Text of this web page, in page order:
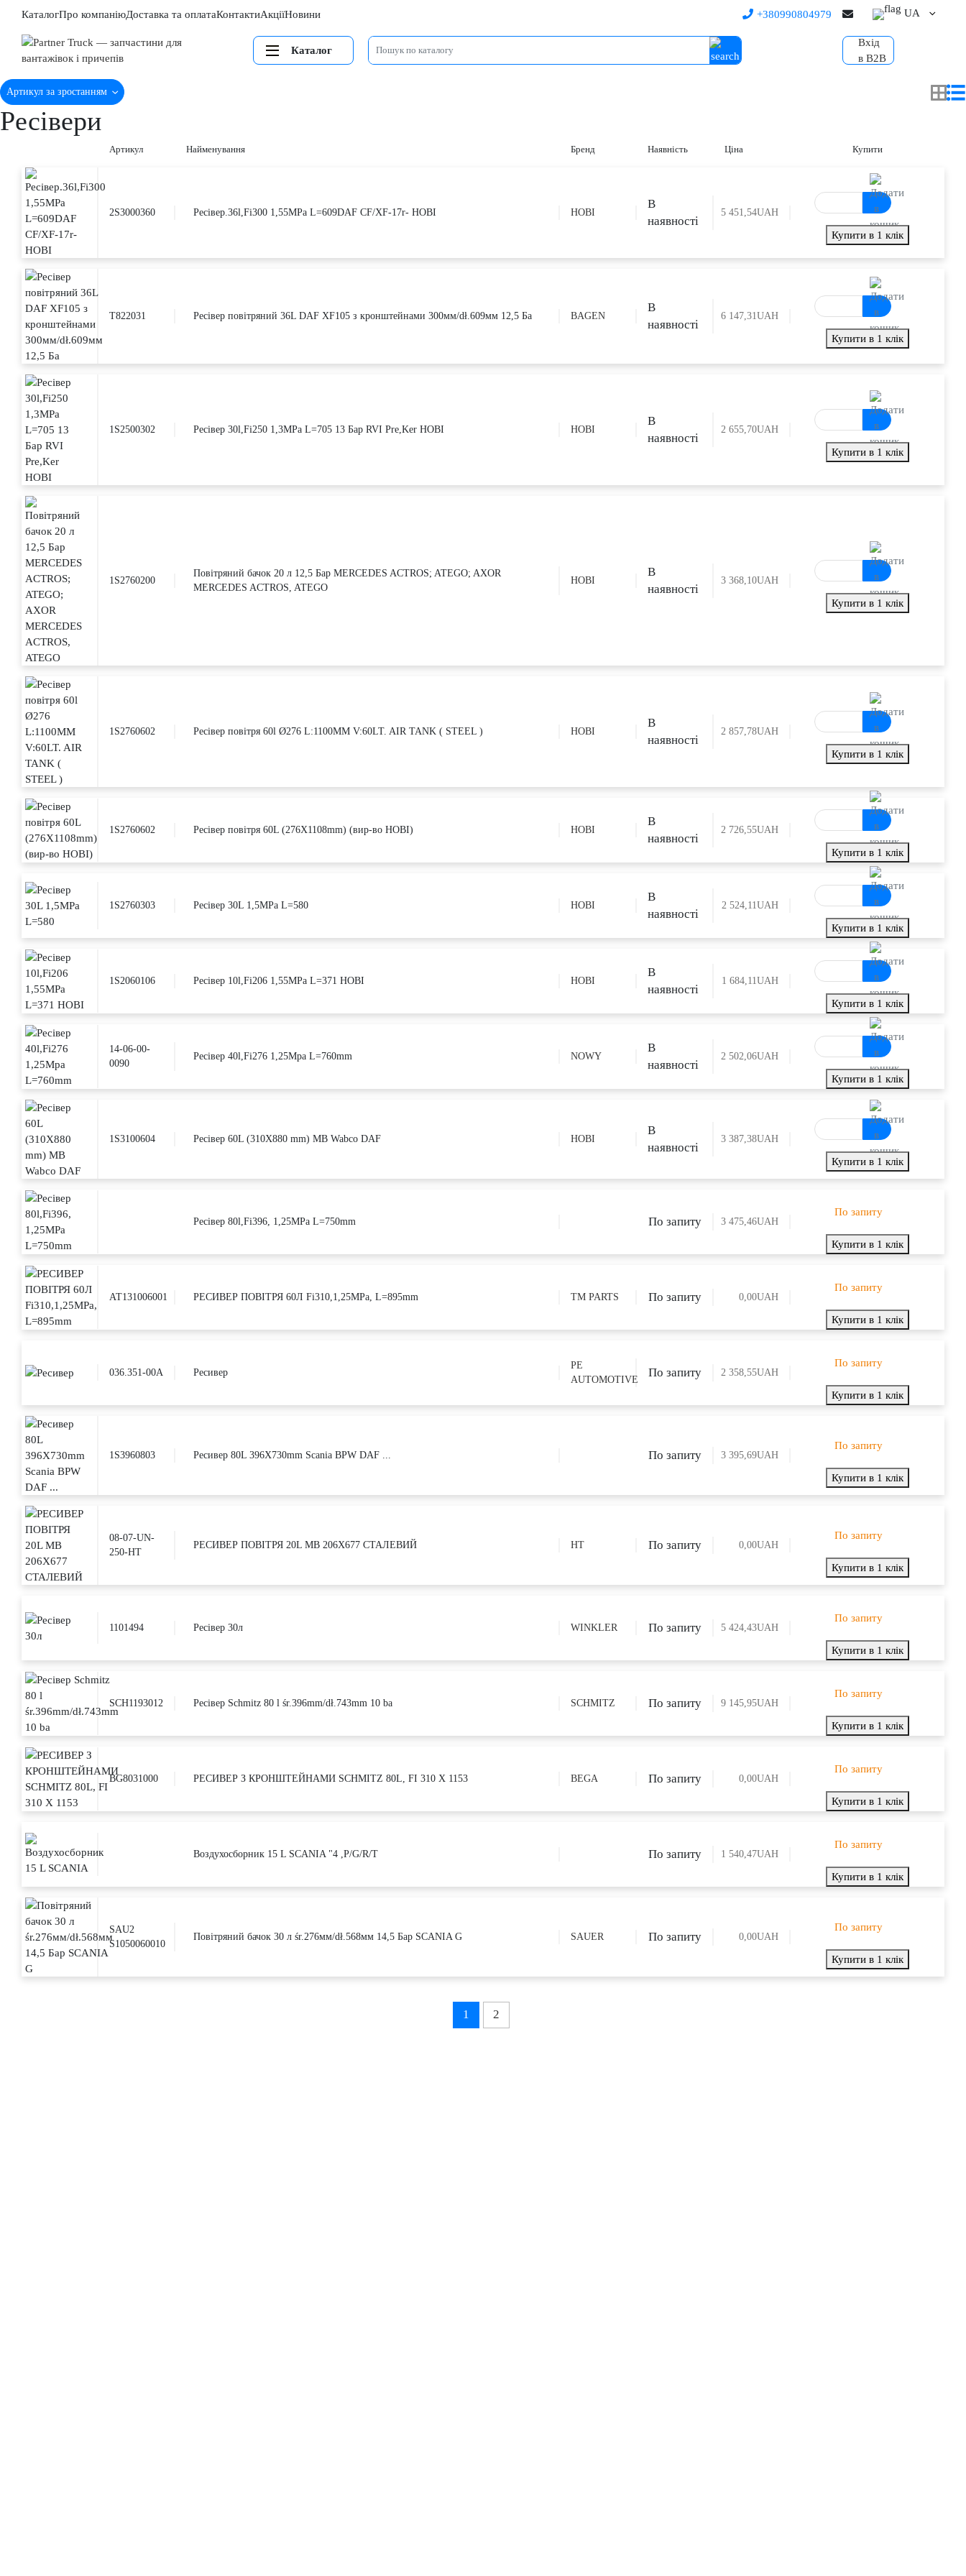
КаталогПро компаніюДоставка та оплатаКонтактиАкціїНовини +380990804979 UA
Каталог
Вхід
в B2B
Артикул за зростанням
Ресівери
Артикул Найменування Бренд Наявність Ціна Купити
2S3000360 Ресівер.36l,Fi300 1,55MPa L=609DAF CF/XF-17r- HOBI HOBI
В
наявності
UAH
5 451,54
Купити в 1 клік
T822031 Ресівер повітряний 36L DAF XF105 з кронштейнами 300мм/dł.609мм 12,5 Ба BAGEN
В
наявності
UAH
6 147,31
Купити в 1 клік
1S2500302 Ресівер 30l,Fi250 1,3MPa L=705 13 Бар RVI Pre,Ker HOBI HOBI
В
наявності
UAH
2 655,70
Купити в 1 клік
1S2760200
Повітряний бачок 20 л 12,5 Бар MERCEDES ACTROS; ATEGO; AXOR
MERCEDES ACTROS, ATEGO
HOBI
В
наявності
UAH
3 368,10
Купити в 1 клік
1S2760602 Ресівер повітря 60l Ø276 L:1100MM V:60LT. AIR TANK ( STEEL ) HOBI
В
наявності
UAH
2 857,78
Купити в 1 клік
1S2760602 Ресівер повітря 60L (276X1108mm) (вир-во HOBI) HOBI
В
наявності
UAH
2 726,55
Купити в 1 клік
1S2760303 Ресівер 30L 1,5MPa L=580 HOBI
В
наявності
UAH
2 524,11
Купити в 1 клік
1S2060106 Ресівер 10l,Fi206 1,55MPa L=371 HOBI HOBI
В
наявності
UAH
1 684,11
Купити в 1 клік
14-06-00-
0090
Ресівер 40l,Fi276 1,25Mpa L=760mm NOWY
В
наявності
UAH
2 502,06
Купити в 1 клік
1S3100604 Ресівер 60L (310X880 mm) MB Wabco DAF HOBI
В
наявності
UAH
3 387,38
Купити в 1 клік
Ресівер 80l,Fi396, 1,25MPa L=750mm По запиту UAH
3 475,46
По запиту
Купити в 1 клік
AT131006001 РЕСИВЕР ПОВІТРЯ 60Л Fi310,1,25MPa, L=895mm TM PARTS По запиту UAH
0,00
По запиту
Купити в 1 клік
036.351-00A Ресивер
PE
AUTOMOTIVE
По запиту UAH
2 358,55
По запиту
Купити в 1 клік
1S3960803 Ресивер 80L 396X730mm Scania BPW DAF ... По запиту UAH
3 395,69
По запиту
Купити в 1 клік
08-07-UN-
250-HT
РЕСИВЕР ПОВІТРЯ 20L MB 206X677 СТАЛЕВИЙ HT По запиту UAH
0,00
По запиту
Купити в 1 клік
1101494 Ресівер 30л WINKLER По запиту UAH
5 424,43
По запиту
Купити в 1 клік
SCH1193012 Ресівер Schmitz 80 l śr.396mm/dł.743mm 10 ba SCHMITZ По запиту UAH
9 145,95
По запиту
Купити в 1 клік
BG8031000 РЕСИВЕР З КРОНШТЕЙНАМИ SCHMITZ 80L, FI 310 X 1153 BEGA По запиту UAH
0,00
По запиту
Купити в 1 клік
Воздухосборник 15 L SCANIA "4 ,P/G/R/T По запиту UAH
1 540,47
По запиту
Купити в 1 клік
SAU2
S1050060010
Повітряний бачок 30 л śr.276мм/dł.568мм 14,5 Бар SCANIA G SAUER По запиту UAH
0,00
По запиту
Купити в 1 клік
1 2